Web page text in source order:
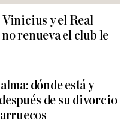
y el Real
renueva el club le
dónde está y
de su divorcio